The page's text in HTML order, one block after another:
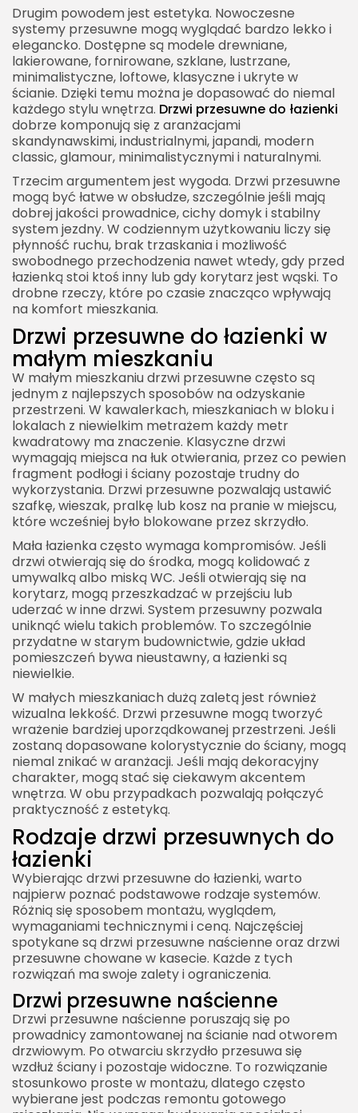
Drugim powodem jest estetyka. Nowoczesne
systemy przesuwne mogą wyglądać bardzo lekko i
elegancko. Dostępne są modele drewniane,
lakierowane, fornirowane, szklane, lustrzane,
minimalistyczne, loftowe, klasyczne i ukryte w
ścianie. Dzięki temu można je dopasować do niemal
każdego stylu wnętrza. Drzwi przesuwne do łazienki
dobrze komponują się z aranżacjami
skandynawskimi, industrialnymi, japandi, modern
classic, glamour, minimalistycznymi i naturalnymi.
Trzecim argumentem jest wygoda. Drzwi przesuwne
mogą być łatwe w obsłudze, szczególnie jeśli mają
dobrej jakości prowadnice, cichy domyk i stabilny
system jezdny. W codziennym użytkowaniu liczy się
płynność ruchu, brak trzaskania i możliwość
swobodnego przechodzenia nawet wtedy, gdy przed
łazienką stoi ktoś inny lub gdy korytarz jest wąski. To
drobne rzeczy, które po czasie znacząco wpływają
na komfort mieszkania.
Drzwi przesuwne do łazienki w
małym mieszkaniu
W małym mieszkaniu drzwi przesuwne często są
jednym z najlepszych sposobów na odzyskanie
przestrzeni. W kawalerkach, mieszkaniach w bloku i
lokalach z niewielkim metrażem każdy metr
kwadratowy ma znaczenie. Klasyczne drzwi
wymagają miejsca na łuk otwierania, przez co pewien
fragment podłogi i ściany pozostaje trudny do
wykorzystania. Drzwi przesuwne pozwalają ustawić
szafkę, wieszak, pralkę lub kosz na pranie w miejscu,
które wcześniej było blokowane przez skrzydło.
Mała łazienka często wymaga kompromisów. Jeśli
drzwi otwierają się do środka, mogą kolidować z
umywalką albo miską WC. Jeśli otwierają się na
korytarz, mogą przeszkadzać w przejściu lub
uderzać w inne drzwi. System przesuwny pozwala
uniknąć wielu takich problemów. To szczególnie
przydatne w starym budownictwie, gdzie układ
pomieszczeń bywa nieustawny, a łazienki są
niewielkie.
W małych mieszkaniach dużą zaletą jest również
wizualna lekkość. Drzwi przesuwne mogą tworzyć
wrażenie bardziej uporządkowanej przestrzeni. Jeśli
zostaną dopasowane kolorystycznie do ściany, mogą
niemal znikać w aranżacji. Jeśli mają dekoracyjny
charakter, mogą stać się ciekawym akcentem
wnętrza. W obu przypadkach pozwalają połączyć
praktyczność z estetyką.
Rodzaje drzwi przesuwnych do
łazienki
Wybierając drzwi przesuwne do łazienki, warto
najpierw poznać podstawowe rodzaje systemów.
Różnią się sposobem montażu, wyglądem,
wymaganiami technicznymi i ceną. Najczęściej
spotykane są drzwi przesuwne naścienne oraz drzwi
przesuwne chowane w kasecie. Każde z tych
rozwiązań ma swoje zalety i ograniczenia.
Drzwi przesuwne naścienne
Drzwi przesuwne naścienne poruszają się po
prowadnicy zamontowanej na ścianie nad otworem
drzwiowym. Po otwarciu skrzydło przesuwa się
wzdłuż ściany i pozostaje widoczne. To rozwiązanie
stosunkowo proste w montażu, dlatego często
wybierane jest podczas remontu gotowego
Najczęstsze błędy przy wyborze drzwi
przesuwnych do łazienki
Jak pielęgnować drzwi przesuwne do łazienki?
Drzwi przesuwne do łazienki a nowoczesne trendy
Kiedy drzwi przesuwne do łazienki nie są
najlepszym wyborem?
Jak zaplanować drzwi przesuwne do łazienki
przed zakupem?
Drzwi przesuwne do łazienki jako element
funkcjonalnego domu
Najważniejsze korzyści z wyboru drzwi
przesuwnych do łazienki
Drzwi przesuwne do łazienki w praktyce
aranżacyjnej
Drzwi przesuwne do łazienki jako sposób na
lepszą ergonomię
Drzwi przesuwne do łazienki a wartość mieszkania
Jak uniknąć rozczarowania po montażu?
Drzwi przesuwne do łazienki jako przemyślany
wybór na lata